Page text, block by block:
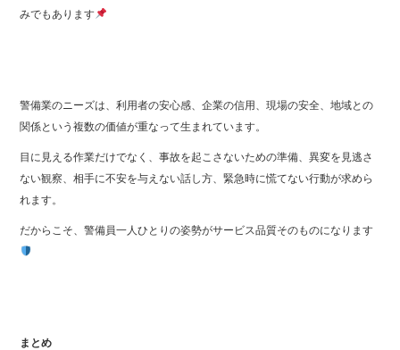
みでもあります
警備業のニーズは、利用者の安心感、企業の信用、現場の安全、地域との
関係という複数の価値が重なって生まれています。
目に見える作業だけでなく、事故を起こさないための準備、異変を見逃さ
ない観察、相手に不安を与えない話し方、緊急時に慌てない行動が求めら
れます。
だからこそ、警備員一人ひとりの姿勢がサービス品質そのものになります
まとめ